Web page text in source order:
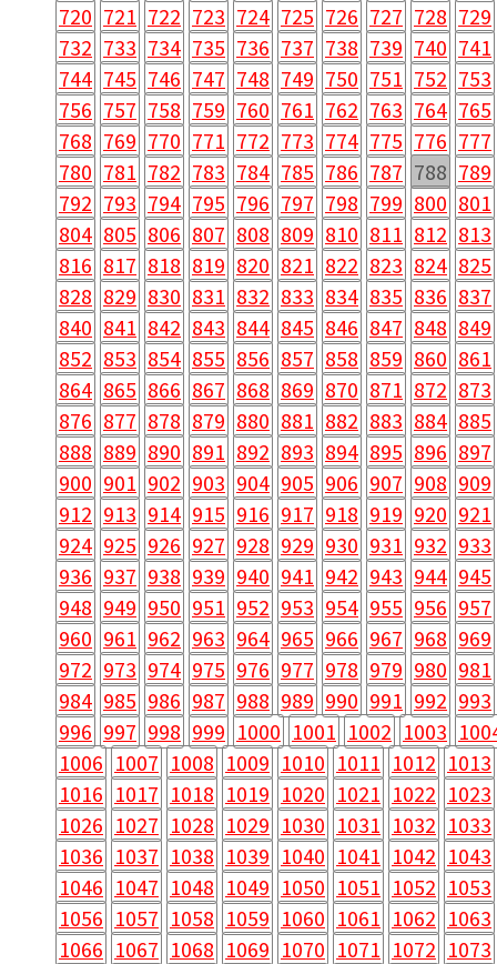
720 721 722 723 724 725 726 727 728 729
732 733 734 735 736 737 738 739 740 741
744 745 746 747 748 749 750 751 752 753
756 757 758 759 760 761 762 763 764 765
768 769 770 771 772 773 774 775 776 777
780 781 782 783 784 785 786 787 788 789
792 793 794 795 796 797 798 799 800 801
804 805 806 807 808 809 810 811 812 813
816 817 818 819 820 821 822 823 824 825
828 829 830 831 832 833 834 835 836 837
840 841 842 843 844 845 846 847 848 849
852 853 854 855 856 857 858 859 860 861
864 865 866 867 868 869 870 871 872 873
876 877 878 879 880 881 882 883 884 885
888 889 890 891 892 893 894 895 896 897
900 901 902 903 904 905 906 907 908 909
912 913 914 915 916 917 918 919 920 921
924 925 926 927 928 929 930 931 932 933
936 937 938 939 940 941 942 943 944 945
948 949 950 951 952 953 954 955 956 957
960 961 962 963 964 965 966 967 968 969
972 973 974 975 976 977 978 979 980 981
984 985 986 987 988 989 990 991 992 993
996 997 998 999 1000 1001 1002 1003
1006 1007 1008 1009 1010 1011 1012 1013
1016 1017 1018 1019 1020 1021 1022 1023
1026 1027 1028 1029 1030 1031 1032 1033
1036 1037 1038 1039 1040 1041 1042 1043
1046 1047 1048 1049 1050 1051 1052 1053
1056 1057 1058 1059 1060 1061 1062 1063
1066 1067 1068 1069 1070 1071 1072 1073